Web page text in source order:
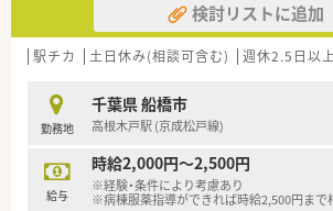
検討リストに追加
駅チカ 土日休み(相談可含む) 週休2.5日以
勤務地
千葉県 船橋市
高根木戸駅 (京成松戸線)
給与
時給2,000円～2,500円
※経験・条件により考慮あり
※病棟服薬指導ができれば時給2,500円まで